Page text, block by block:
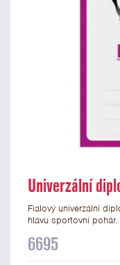
Univerzální
Fialový univerzální
hlavu sportovní
formátu A4 a A5.
6695